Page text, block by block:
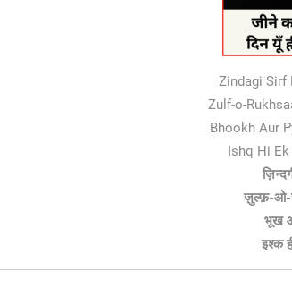
Zindagi Sirf
Zulf-o-
Bhookh Aur
Ishq Hi
ज़ुल्फ़-ओ-
भूख
इश्क